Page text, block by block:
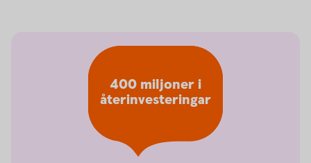
400 miljoner i
återinvesteringar